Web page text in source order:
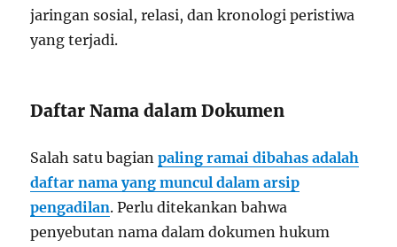
jaringan sosial, relasi, dan kronologi peristiwa
yang terjadi.
Daftar Nama dalam Dokumen
Salah satu bagianpaling ramai dibahas adalah
daftar nama yang muncul dalam arsip
pengadilan. Perlu ditekankan bahwa
penyebutan nama dalam dokumen hukum